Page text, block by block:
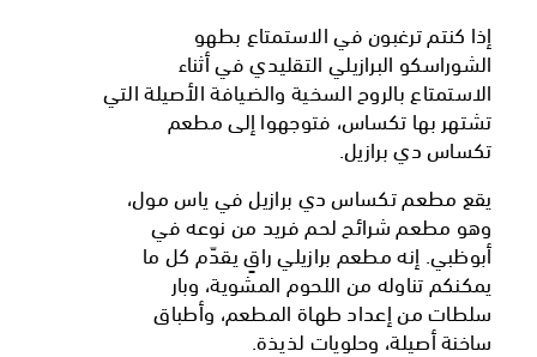
إذا كنتم ترغبون في الاستمتاع بطهو
الشوراسكو البرازيلي التقليدي في أثناء
الاستمتاع بالروح السخية والضيافة الأصيلة التي
تشتهر بها تكساس، فتوجهوا إلى مطعم
تكساس دي برازيل.
يقع مطعم تكساس دي برازيل في ياس مول،
وهو مطعم شرائح لحم فريد من نوعه في
أبوظبي. إنه مطعم برازيلي راقٍ يقدّم كل ما
يمكنكم تناوله من اللحوم المشوية، وبار
سلطات من إعداد طهاة المطعم، وأطباق
ساخنة أصيلة، وحلويات لذيذة.